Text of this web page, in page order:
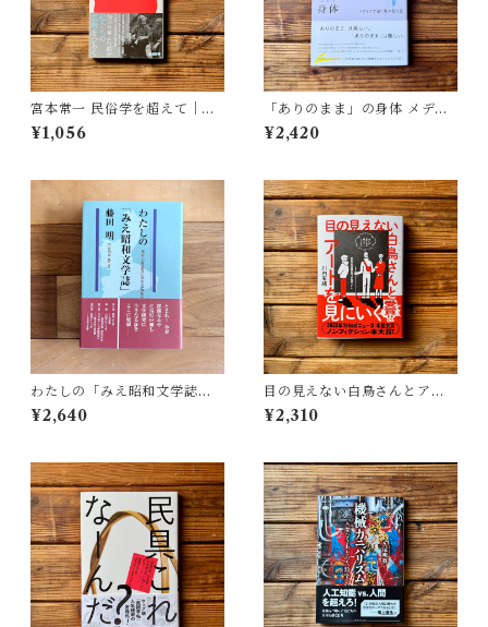
宮本常一 民俗学を超えて｜木
村 哲也
¥1,056
「ありのまま」の身体 メディ
アが描く私の見た目 | 藤嶋 陽
子(著)
¥2,420
わたしの「みえ昭和文学誌」 |
藤田 明
¥2,640
目の見えない白鳥さんとアー
トを見にいく | 川内 有緒
¥2,310